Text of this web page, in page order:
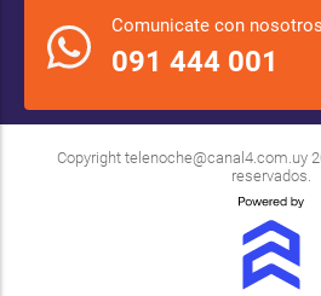
Comunicate con
091 444 001
Copyright telenoche@canal4.com.uy
reservados.